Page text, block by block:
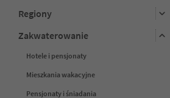
Regiony
Zakwaterowanie
Hotele i pensjonaty
Mieszkania wakacyjne
Pensjonaty i śniadania